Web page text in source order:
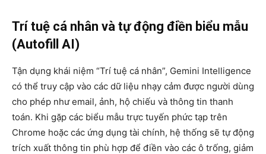
Trí tuệ cá nhân và tự động điền biểu mẫu
(Autofill AI)
Tận dụng khái niệm “Trí tuệ cá nhân”, Gemini Intelligence
có thể truy cập vào các dữ liệu nhạy cảm được người dùng
cho phép như email, ảnh, hộ chiếu và thông tin thanh
toán. Khi gặp các biểu mẫu trực tuyến phức tạp trên
Chrome hoặc các ứng dụng tài chính, hệ thống sẽ tự động
trích xuất thông tin phù hợp để điền vào các ô trống, giảm